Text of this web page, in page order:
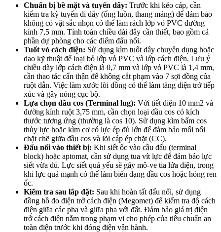
Chuẩn bị bề mặt và tuyến dây: Trước khi kéo cáp, cần
kiểm tra kỹ tuyến đi dây (ống luồn, thang máng) để đảm bảo
không có vật sắc nhọn có thể làm rách lớp vỏ PVC đường
kính 7,5 mm. Tính toán chiều dài dây cần thiết, bao gồm cả
phần dự phòng cho các điểm đấu nối.
Tuốt vỏ cách điện: Sử dụng kìm tuốt dây chuyên dụng hoặc
dao kỹ thuật để loại bỏ lớp vỏ PVC và lớp cách điện. Lưu ý
chiều dày lớp cách điện là 0,7 mm và lớp vỏ PVC là 1,4 mm,
cần thao tác cẩn thận để không cắt phạm vào 7 sợi đồng của
ruột dẫn. Việc làm xước lõi đồng có thể làm tăng điện trở tiếp
xúc và gây nóng cục bộ.
Lựa chọn đầu cos (Terminal lug): Với tiết diện 10 mm2 và
đường kính ruột 3,75 mm, cần chọn loại đầu cos có kích
thước tương ứng (thường là cos 10). Sử dụng kìm bấm cos
thủy lực hoặc kìm cơ có lực ép đủ lớn để đảm bảo mối nối
chặt chẽ giữa đầu cos và lõi cáp ép chặt (CC).
Đấu nối vào thiết bị: Khi siết ốc vào cầu đấu (terminal
block) hoặc aptomat, cần sử dụng tua vít lực để đảm bảo lực
siết vừa đủ. Lực siết quá yếu sẽ gây mô-ve tia lửa điện, trong
khi lực quá mạnh có thể làm biến dạng đầu cos hoặc hỏng ren
ốc.
Kiểm tra sau lắp đặt: Sau khi hoàn tất đấu nối, sử dụng
đồng hồ đo điện trở cách điện (Megomet) để kiểm tra độ cách
điện giữa các pha và giữa pha với đất. Đảm bảo giá trị điện
trở cách điện nằm trong phạm vi cho phép của tiêu chuẩn an
toàn điện trước khi đóng điện vận hành.